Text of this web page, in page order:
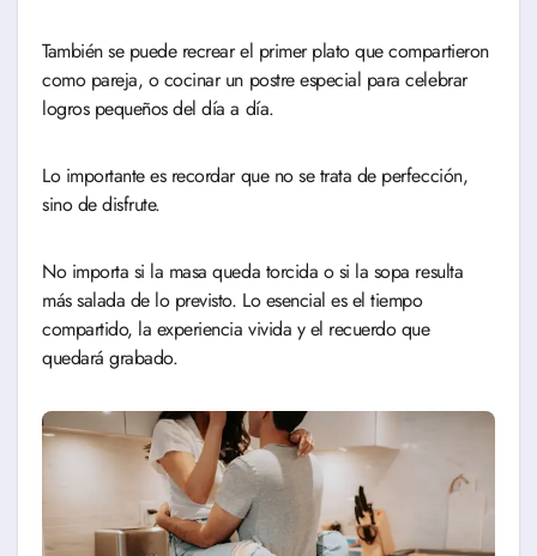
También se puede recrear el primer plato que compartieron
como pareja, o cocinar un postre especial para celebrar
logros pequeños del día a día.
Lo importante es recordar que no se trata de perfección,
sino de disfrute.
No importa si la masa queda torcida o si la sopa resulta
más salada de lo previsto. Lo esencial es el tiempo
compartido, la experiencia vivida y el recuerdo que
quedará grabado.